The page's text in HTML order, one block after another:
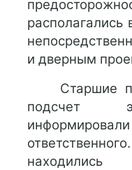
располагались
и дверным
Старшие
подсчет